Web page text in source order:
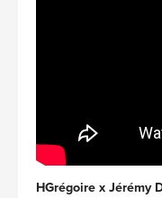
HGrégoire x Jérémy